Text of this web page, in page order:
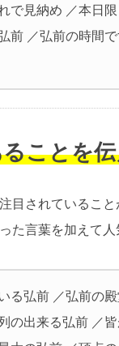
で見納め ／本日
前 ／弘前の時間
ことを
目されているこ
た言葉を加えて
る弘前 ／弘前の
の出来る弘前 ／